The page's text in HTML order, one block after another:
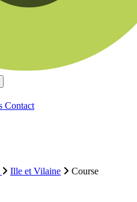
Contact
Ille et Vilaine
Course